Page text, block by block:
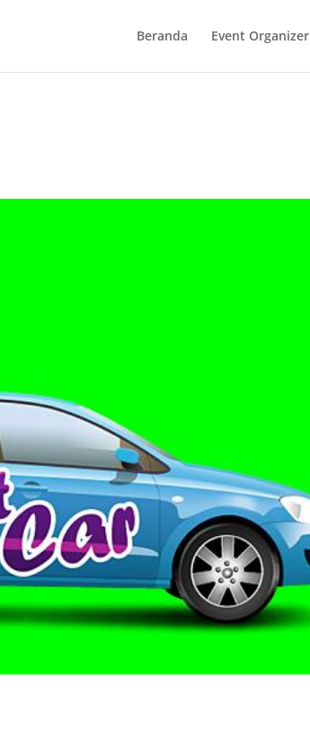
Beranda Event Organizer